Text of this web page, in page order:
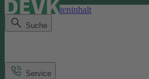
Direkt zum Seiteninhalt
Suche
Service